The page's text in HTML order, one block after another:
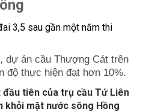
dự án cầu Thượng Cát trên
độ thực hiện đạt hơn 10%.
đầu tiên của trụ cầu Tứ Liên
khỏi mặt nước sông Hồng